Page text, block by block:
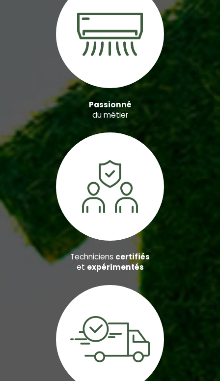
Passionné
du métier
Techniciens certifiés
et expérimentés